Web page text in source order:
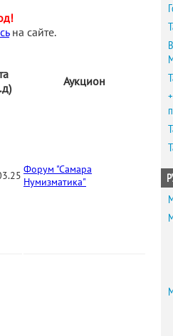
на сайте.
Аукцион
Форум "Самара
Нумизматика"